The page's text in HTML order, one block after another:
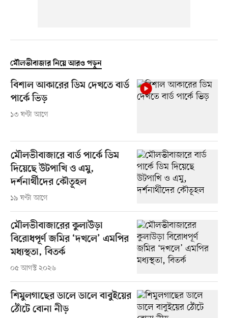
মৌলভীবাজার নিয়ে আরও পড়ুন
বিশাল আকারের ডিম দেখতে বার্ড
পার্কে ভিড়
১৩ ঘণ্টা আগে
মৌলভীবাজারে বার্ড পার্কে ডিম
দিয়েছে উটপাখি ও এমু,
দর্শনার্থীদের কৌতূহল
১৯ ঘণ্টা আগে
মৌলভীবাজারের কুলাউড়া
বিরোধপূর্ণ জমির ‘দখলে’ এমপির
মধ্যস্থতা, বিতর্ক
০৫ আগস্ট ২০২৬
শিমুলগাছের ডালে ডালে বাবুইয়ের
ঠোঁটে বোনা নীড়